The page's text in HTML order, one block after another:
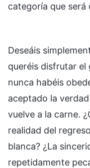
categoría que será
Deseáis
queréis disfrutar el
nunca habéis
aceptado la
vuelve a la carne.
realidad del
blanca? ¿La
repetidamente